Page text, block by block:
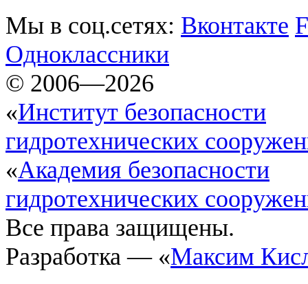
Мы в соц.сетях: Вконтакте
Одноклассники
© 2006—2026
«Институт безопасности
гидротехнических
«Академия безопасности
гидротехнических
Все права защищены.
Разработка — «Максим